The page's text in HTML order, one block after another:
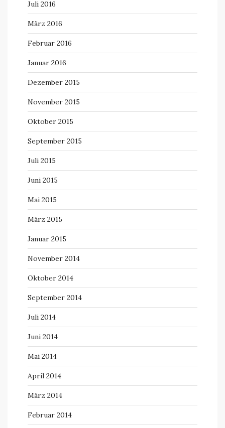
Juli 2016
März 2016
Februar 2016
Januar 2016
Dezember 2015
November 2015
Oktober 2015
September 2015
Juli 2015
Juni 2015
Mai 2015
März 2015
Januar 2015
November 2014
Oktober 2014
September 2014
Juli 2014
Juni 2014
Mai 2014
April 2014
März 2014
Februar 2014